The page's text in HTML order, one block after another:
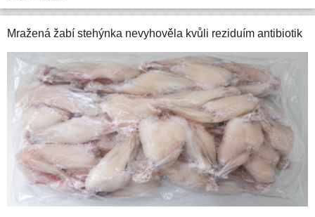
Mražená žabí stehýnka nevyhověla kvůli reziduím antibiotik